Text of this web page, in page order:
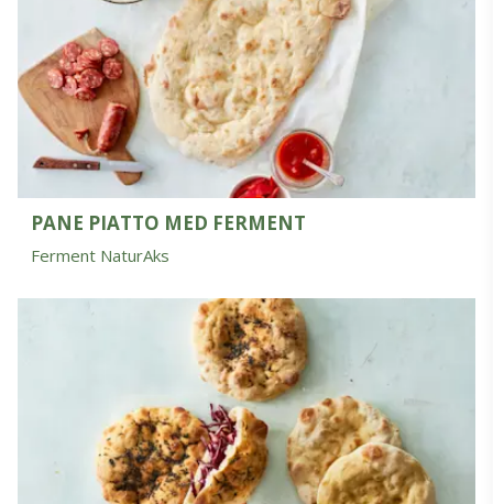
PANE PIATTO MED FERMENT
Ferment NaturAks